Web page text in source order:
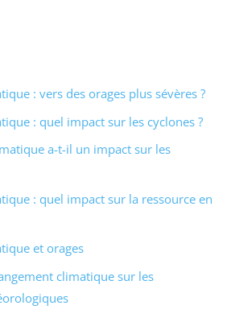
: vers des orages plus sévères ?
: quel impact sur les cyclones ?
a-t-il un impact sur les
: quel impact sur la ressource en
et orages
climatique sur les